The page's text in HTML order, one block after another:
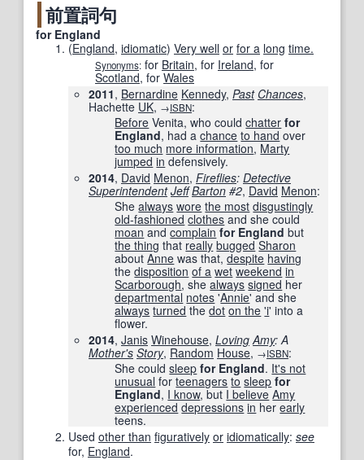
前置詞句
for England
(England, idiomatic) Very well or for a long time.
Synonyms: for Britain, for Ireland, for
Scotland, for Wales
2011, Bernardine Kennedy, Past Chances,
Hachette UK, →ISBN:
Before Venita, who couldchatter for
England, had achance to hand over
too much more information, Marty
jumped in defensively.
2014, David Menon, Fireflies: Detective
Superintendent Jeff Barton #2, David Menon:
Shealways wore the most disgustingly
old-fashioned clothes and she could
moan andcomplain for England but
the thing that really bugged Sharon
aboutAnne was that,despite having
thedisposition of a wet weekend in
Scarborough, shealways signed her
departmental notes 'Annie' and she
always turned thedot on the 'i' into a
flower.
2014, Janis Winehouse, Loving Amy: A
Mother's Story, Random House, →ISBN:
She couldsleep for England. It's not
unusual forteenagers to sleep for
England, I know, but I believe Amy
experienced depressions in herearly
teens.
Used other than figuratively or idiomatically: see
for,‎ England.